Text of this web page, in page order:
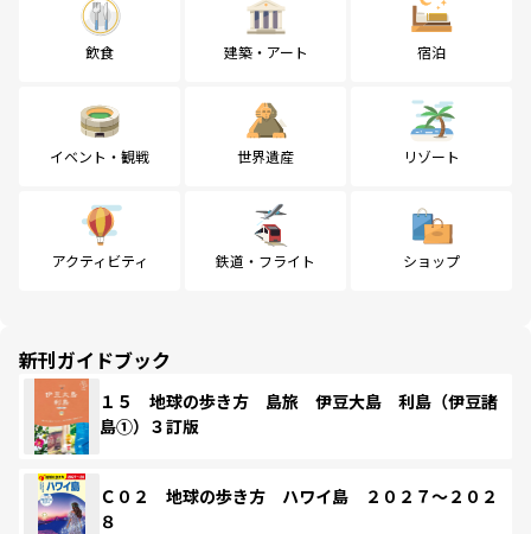
飲食 建築・アート 宿泊
イベント・観戦 世界遺産 リゾート
アクティビティ 鉄道・フライト ショップ
新刊ガイドブック
１５ 地球の歩き方 島旅 伊豆大島 利島（伊豆諸
島①）３訂版
Ｃ０２ 地球の歩き方 ハワイ島 ２０２７～２０２
８